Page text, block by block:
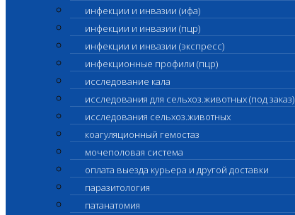
инфекции и инвазии (ифа)
инфекции и инвазии (пцр)
инфекции и инвазии (экспресс)
инфекционные профили (пцр)
исследование кала
исследования для сельхоз.животных (под заказ)
исследования сельхоз.животных
коагуляционный гемостаз
мочеполовая система
оплата выезда курьера и другой доставки
паразитология
патанатомия